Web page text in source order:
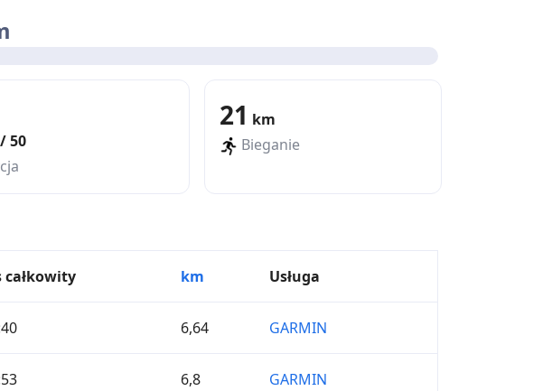
/ 50
21 km
Bieganie
całkowity km Usługa
6,64 GARMIN
6,8 GARMIN